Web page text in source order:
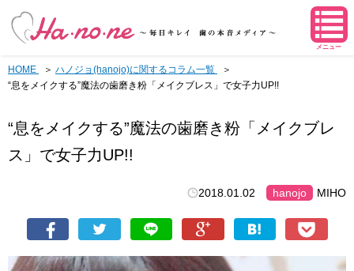
メニュー
HOME
ハノジョ(hanojo)に関するコラム一覧
“息をメイクする”魔法の歯磨き粉「メイクブレス」で女子力UP!!
“息をメイクする”魔法の歯磨き粉「メイクブレ
ス」で女子力UP!!
2018.01.02 hanojo MIHO